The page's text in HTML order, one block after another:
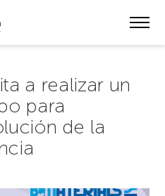
a realizar un
para
de la